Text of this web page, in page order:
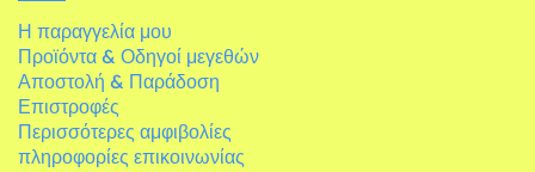
Η παραγγελία μου
Προϊόντα & Οδηγοί μεγεθών
Αποστολή & Παράδοση
Επιστροφές
Περισσότερες αμφιβολίες
πληροφορίες επικοινωνίας